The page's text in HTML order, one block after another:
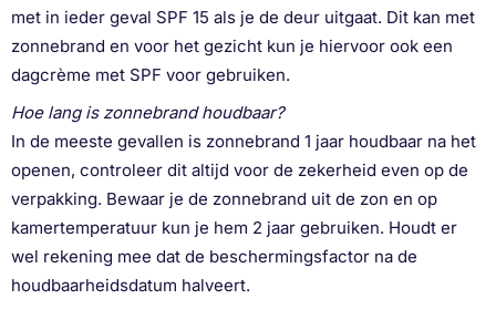
met in ieder geval SPF 15 als je de deur uitgaat. Dit kan met
zonnebrand en voor het gezicht kun je hiervoor ook een
dagcrème met SPF voor gebruiken.
Hoe lang is zonnebrand houdbaar?
In de meeste gevallen is zonnebrand 1 jaar houdbaar na het
openen, controleer dit altijd voor de zekerheid even op de
verpakking. Bewaar je de zonnebrand uit de zon en op
kamertemperatuur kun je hem 2 jaar gebruiken. Houdt er
wel rekening mee dat de beschermingsfactor na de
houdbaarheidsdatum halveert.